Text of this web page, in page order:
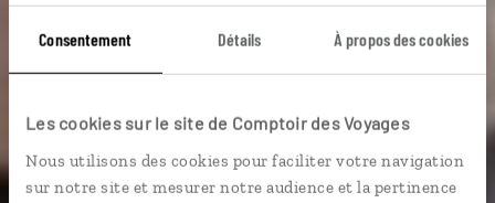
Consentement Détails À propos des cookies
Les cookies sur le site de Comptoir des Voyages
Nous utilisons des cookies pour faciliter votre navigation
sur notre site et mesurer notre audience et la pertinence
Best of Ireland
Circuit autotour best-of de l’Irlande : Dublin, Galway,
Connemara...